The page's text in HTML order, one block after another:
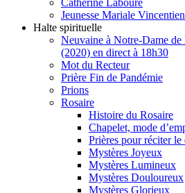
Jeunesse Mariale
Halte spirituelle
Neuvaine à Notre-Dame
(2020) en direct à 18h30
Mot du Recteur
Prière Fin de Pandémie
Prions
Rosaire
Histoire du Rosaire
Chapelet, mode
Prières pour réciter le
Mystères Joyeux
Mystères Lumineux
Mystères Douloureux
Mystères Glorieux